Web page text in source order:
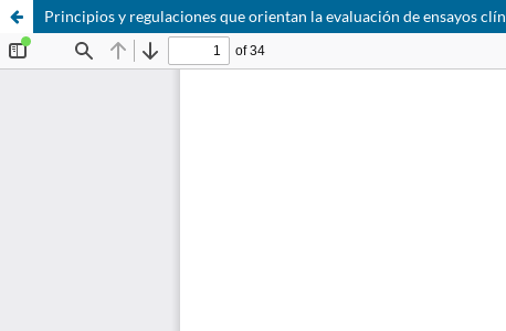
Principios y regulaciones que orientan la evaluación de ensayos